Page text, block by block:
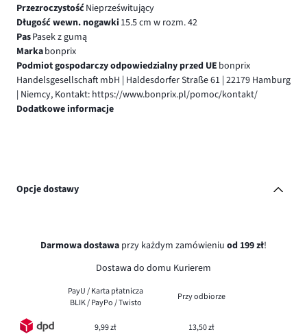
PrzezroczystośćNieprześwitujący
Długość wewn. nogawki 15.5 cm w rozm. 42
PasPasek z gumą
Markabonprix
Podmiot gospodarczy odpowiedzialny przed UE bonprix
Handelsgesellschaft mbH | Haldesdorfer Straße 61 | 22179 Hamburg
| Niemcy, Kontakt: https://www.bonprix.pl/pomoc/kontakt/
Dodatkowe informacje
Opcje dostawy
Darmowa dostawa przy każdym zamówieniu od 199 zł!
Dostawa do domu Kurierem
PayU / Karta płatnicza
BLIK / PayPo / Twisto
Przy odbiorze
9,99 zł 13,50 zł